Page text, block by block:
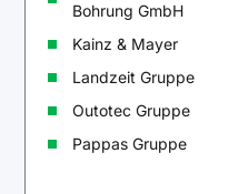
Bohrung GmbH
Kainz & Mayer
Landzeit Gruppe
Outotec Gruppe
Pappas Gruppe